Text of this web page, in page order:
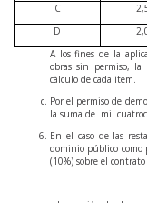
C
D
A los fines de la
obras sin permiso, la
cálculo de cada ítem.
Por el permiso de
la suma de mil
En el caso de las
dominio público como
(10%) sobre el